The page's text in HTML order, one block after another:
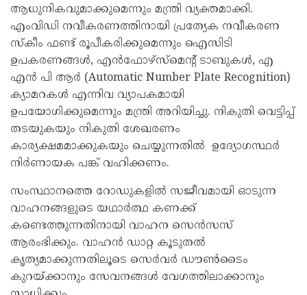
ആധുനികവുമാക്കുമെന്നും മന്ത്രി വ്യക്തമാക്കി.
എംവിഡി നവീകരണത്തിനായി പ്രത്യേക നവീകരണ
സ്‌കീം ഫണ്ട് രൂപീകരിക്കുമെന്നും ഐസിടി
ഉപകരണങ്ങൾ, എൻഫോഴ്‌സ്‌മെന്റ് ടാബുകൾ, എ
എൻ പി ആർ (Automatic Number Plate Recognition)
ക്യാമറകൾ എന്നിവ വ്യാപകമായി
ഉപയോഗിക്കുമെന്നും മന്ത്രി അറിയിച്ചു. നികുതി വെട്ടിപ്പ്
തടയുകയും നികുതി ശേഖരണം
കാര്യക്ഷമമാക്കുകയും ചെയ്യുന്നതിൽ ഉദ്യോഗസ്ഥർ
നിർണായക പങ്ക് വഹിക്കണം.
സംസ്ഥാനത്തെ റോഡുകളിൽ സജീവമായി ഓടുന്ന
വാഹനങ്ങളുടെ യഥാർത്ഥ കണക്ക്
കണ്ടെത്തുന്നതിനായി വാഹന സെൻസസ്
ആരംഭിക്കും. വാഹൻ ഡാറ്റ കൂടുതൽ
കൃത്യമാക്കുന്നതിലൂടെ സെർവർ ഡൗൺടൈം
കുറയ്ക്കാനും സേവനങ്ങൾ വേഗത്തിലാക്കാനും